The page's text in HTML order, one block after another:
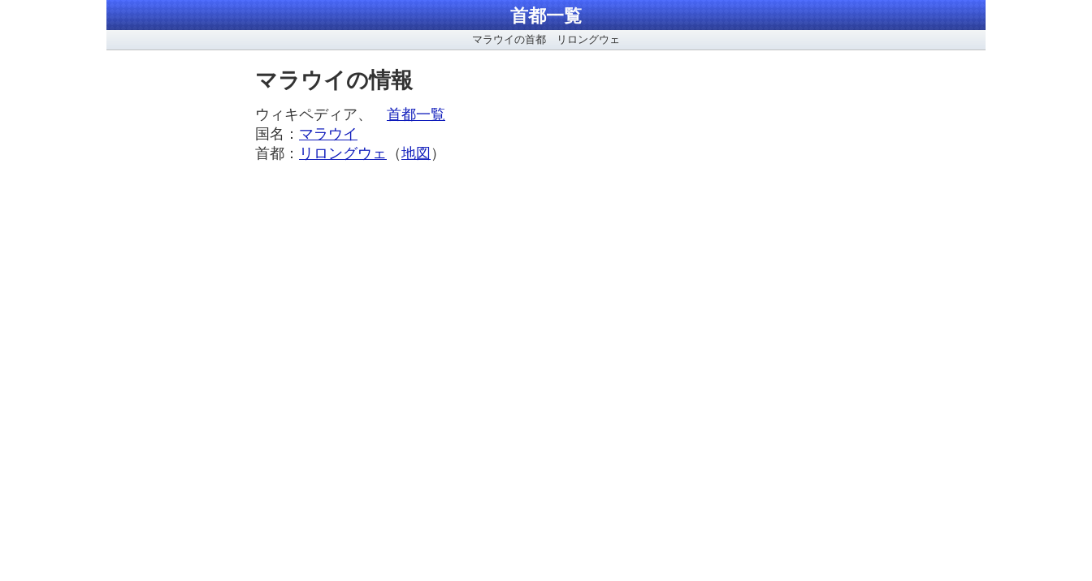
首都一覧
マラウイの首都 リロングウェ
マラウイの情報
ウィキペディア、 首都一覧
国名： マラウイ
首都： リロングウェ （地図 ）